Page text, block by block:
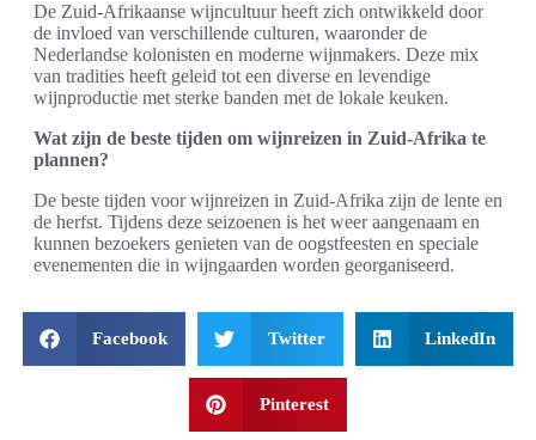
De Zuid-Afrikaanse wijncultuur heeft zich ontwikkeld door
de invloed van verschillende culturen, waaronder de
Nederlandse kolonisten en moderne wijnmakers. Deze mix
van tradities heeft geleid tot een diverse en levendige
wijnproductie met sterke banden met de lokale keuken.
Wat zijn de beste tijden om wijnreizen in Zuid-Afrika te
plannen?
De beste tijden voor wijnreizen in Zuid-Afrika zijn de lente en
de herfst. Tijdens deze seizoenen is het weer aangenaam en
kunnen bezoekers genieten van de oogstfeesten en speciale
evenementen die in wijngaarden worden georganiseerd.
Facebook Twitter LinkedIn
Pinterest